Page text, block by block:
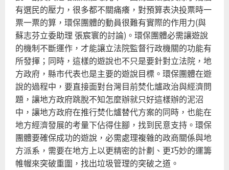
有選民的壓力，很多都不關痛癢，對預算表決投票時一
票一票的算，環保團體的動員很難有實際的作用力(與
蘇志芬立委助理 張宸寰的討論)。環保團體必需讓遊說
的機制不斷運作，才能讓立法院監督行政機關的功能有
所發揮；同時，這樣的遊說也不只是要針對立法院，地
方政府，縣市代表也是主要的遊說目標。環保團體在遊
說的過程中，要直接面對台灣目前焚化爐政治與經濟問
題，讓地方政府跳脫不知怎麼辦就只好這樣辦的泥沼
中，讓地方政府在推行焚化爐替代方案的同時，也能在
地方經濟發展的考量下佔得住腳，找到民意支持。環保
團體要確保成功的遊說，必需處理複雜的政商關係與地
方派系，需要在地方上以更精密的計劃、更巧妙的運籌
帷幄來突破重圍，找出垃圾管理的突破之道。